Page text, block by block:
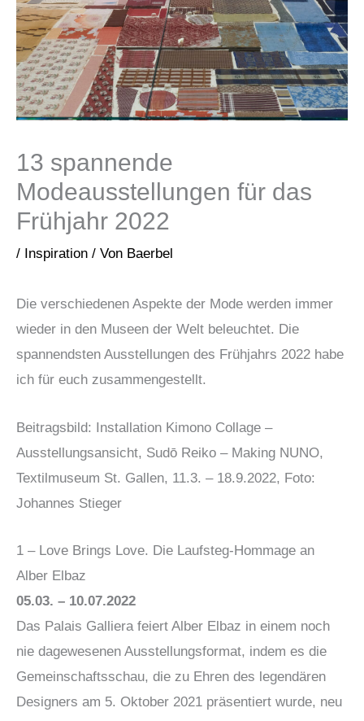
13 spannende
Modeausstellungen für das
Frühjahr 2022
/ Inspiration / Von Baerbel
Die verschiedenen Aspekte der Mode werden immer
wieder in den Museen der Welt beleuchtet. Die
spannendsten Ausstellungen des Frühjahrs 2022 habe
ich für euch zusammengestellt.
Beitragsbild: Installation Kimono Collage –
Ausstellungsansicht, Sudō Reiko – Making NUNO,
Textilmuseum St. Gallen, 11.3. – 18.9.2022, Foto:
Johannes Stieger
1 – Love Brings Love. Die Laufsteg-Hommage an
Alber Elbaz
05.03. – 10.07.2022
Das Palais Galliera feiert Alber Elbaz in einem noch
nie dagewesenen Ausstellungsformat, indem es die
Gemeinschaftsschau, die zu Ehren des legendären
Designers am 5. Oktober 2021 präsentiert wurde, neu